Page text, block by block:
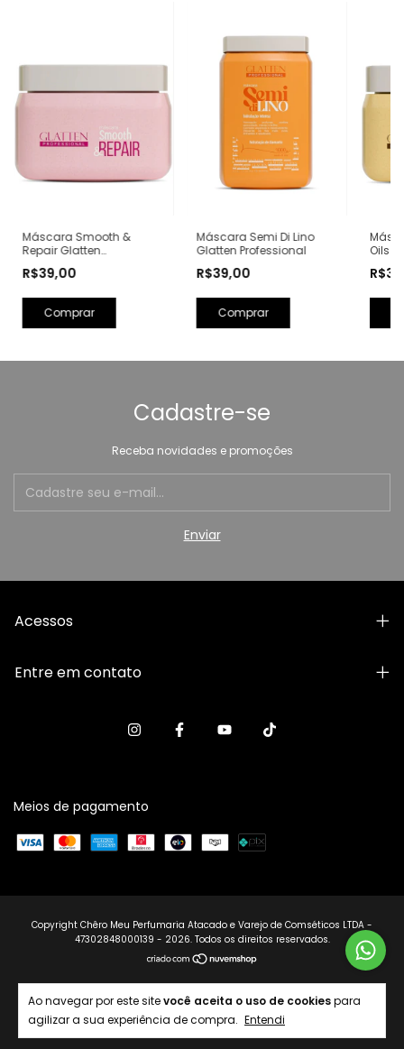
Ao navegar por este sitevocê aceita o uso de cookiespara
agilizar a sua experiência de compra. Entendi
Máscara Smooth &
Repair Glatten
R$39,00
Máscara Semi Di Lino
Glatten Professional
R$39,00
Comprar
Oils
Cadastre-se
Receba novidades e promoções
Acessos
Entre em contato
Meios de pagamento
Copyright Chêro Meu Perfumaria Atacado e Varejo de Comséticos LTDA -
47302848000139 - 2026. Todos os direitos reservados.